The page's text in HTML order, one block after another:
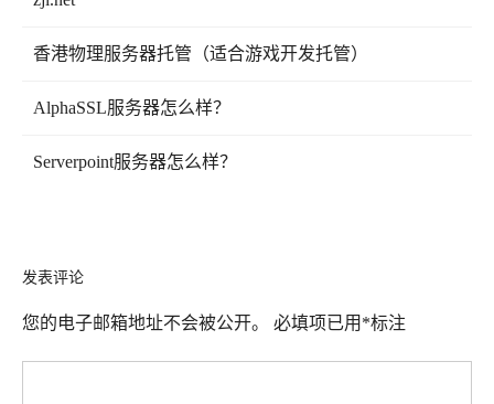
香港物理服务器托管（适合游戏开发托管）
AlphaSSL服务器怎么样？
Serverpoint服务器怎么样？
发表评论
您的电子邮箱地址不会被公开。 必填项已用 *标注